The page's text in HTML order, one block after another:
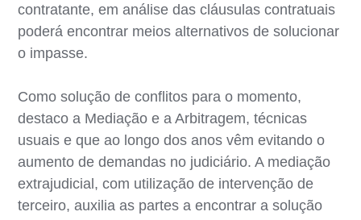
contratante, em análise das cláusulas contratuais
poderá encontrar meios alternativos de solucionar
o impasse.
Como solução de conflitos para o momento,
destaco a Mediação e a Arbitragem, técnicas
usuais e que ao longo dos anos vêm evitando o
aumento de demandas no judiciário. A mediação
extrajudicial, com utilização de intervenção de
terceiro, auxilia as partes a encontrar a solução